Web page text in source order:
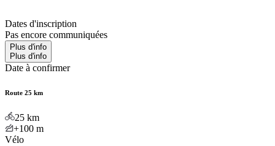
Dates d'inscription
Pas encore communiquées
Plus d'info
Plus d'info
Date à confirmer
Route 25 km
25 km
+100 m
Vélo